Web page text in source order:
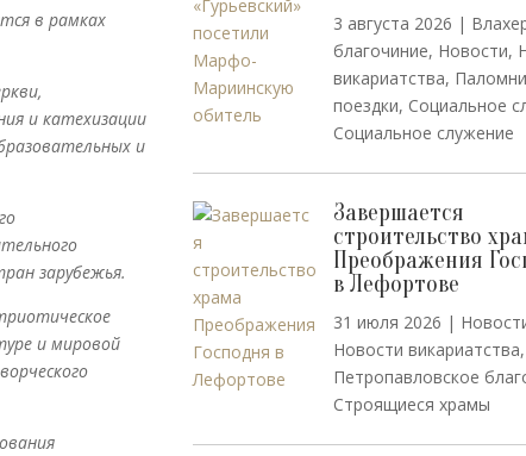
в рамках
и катехизации
и
зарубежья.
и мировой
3 августа 2026 |
благочиние, Новости,
викариатства,
поездки, Социальное
Социальное служение
Завершается
строительство
Преображения
в Лефортове
31 июля 2026 |
Новости викариатства,
Петропавловское
Строящиеся храмы